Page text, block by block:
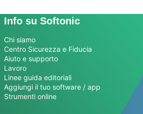
Info su Softonic
Chi siamo
Centro Sicurezza e Fiducia
Aiuto e supporto
Lavoro
Linee guida editoriali
Aggiungi il tuo software / app
Strumenti online